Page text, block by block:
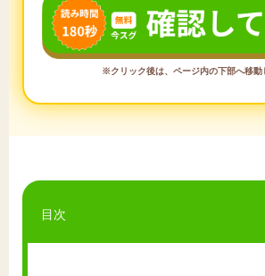
※クリック後は、ページ内の下部へ移動
目次